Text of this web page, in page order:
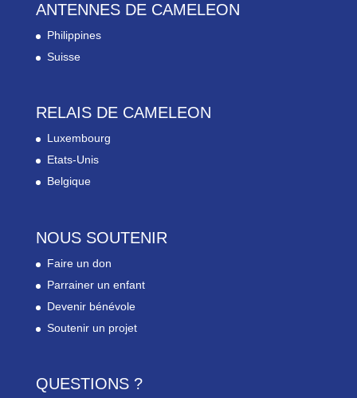
ANTENNES DE CAMELEON
Philippines
Suisse
RELAIS DE CAMELEON
Luxembourg
Etats-Unis
Belgique
NOUS SOUTENIR
Faire un don
Parrainer un enfant
Devenir bénévole
Soutenir un projet
QUESTIONS ?